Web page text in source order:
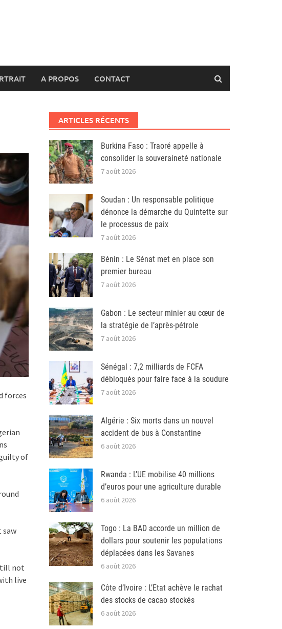
A PROPOS CONTACT
forces
of
saw
not
live
ARTICLES RÉCENTS
Burkina Faso : Traoré appelle à
consolider la souveraineté nationale
7 août 2026
Soudan : Un responsable politique
dénonce la démarche du Quintette sur
le processus de paix
7 août 2026
Bénin : Le Sénat met en place son
premier bureau
7 août 2026
Gabon : Le secteur minier au cœur de
la stratégie de l’après-pétrole
7 août 2026
Sénégal : 7,2 milliards de FCFA
débloqués pour faire face à la soudure
7 août 2026
Algérie : Six morts dans un nouvel
accident de bus à Constantine
6 août 2026
Rwanda : L’UE mobilise 40 millions
d’euros pour une agriculture durable
6 août 2026
Togo : La BAD accorde un million de
dollars pour soutenir les populations
déplacées dans les Savanes
6 août 2026
Côte d’Ivoire : L’Etat achève le rachat
des stocks de cacao stockés
6 août 2026